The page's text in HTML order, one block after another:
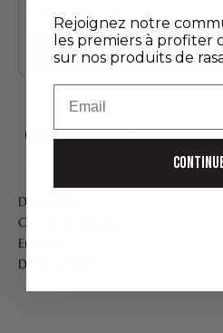
24,00 €
LIVRAISON OFFERTE À PARTIR DE 75
FABRIQUÉ À LA MAIN EN FRANCE
Description
Conseils d'utilisation
Entretien
Détails produit
Rejoignez notre
les premiers à profiter
sur nos produits de